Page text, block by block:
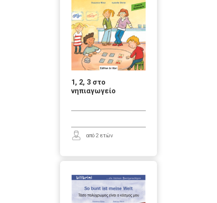
1, 2, 3 στο
νηπιαγωγείο
από 2 ετών